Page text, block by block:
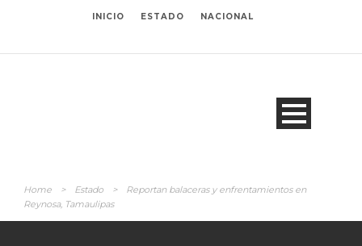
INICIO ESTADO NACIONAL
Home > Estado >
Reportan balaceras y enfrentamientos en
Reynosa, Tamaulipas